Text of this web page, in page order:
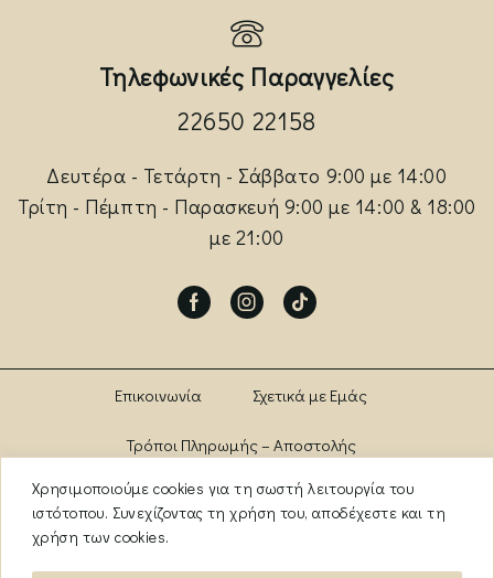
Χρησιμοποιούμε cookies για τη σωστή λειτουργία του
ιστότοπου. Συνεχίζοντας τη χρήση του, αποδέχεστε και τη
χρήση των cookies.
Τηλεφωνικές Παραγγελίες
22650 22158
Δευτέρα - Τετάρτη - Σάββατο 9:00 με 14:00
Τρίτη - Πέμπτη - Παρασκευή 9:00 με 14:00 & 18:00
με 21:00
FacebookInstagram
Tik-
Επικοινωνία Σχετικά με Εμάς
Τρόποι Πληρωμής – Αποστολής
Πολιτική Αλλαγών – Επιστροφών Brands
Όροι Χρήσης